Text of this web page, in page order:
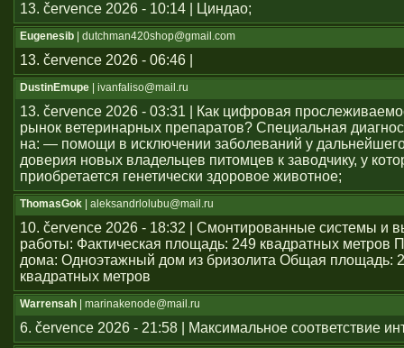
13. července 2026 - 10:14 | Циндао;
Eugenesib | dutchman420shop@gmail.com
13. července 2026 - 06:46 |
DustinEmupe | ivanfaliso@mail.ru
13. července 2026 - 03:31 | Как цифровая
рынок ветеринарных препаратов? Специальная
на: — помощи в исключении заболеваний у
доверия новых владельцев питомцев к заводчику, у
приобретается генетически здоровое животное;
ThomasGok | aleksandrlolubu@mail.ru
10. července 2026 - 18:32 | Смонтированные системы и
работы: Фактическая площадь: 249 квадратных метров
дома: Одноэтажный дом из бризолита Общая площадь:
квадратных метров
Warrensah | marinakenode@mail.ru
6. července 2026 - 21:58 | Максимальное соответствие